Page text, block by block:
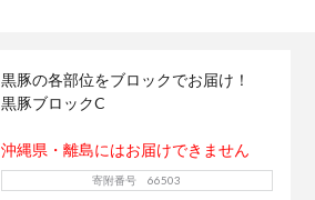
黒豚の各部位をブロックでお届け！
黒豚ブロックC
沖縄県・離島にはお届けできません
寄附番号 66503